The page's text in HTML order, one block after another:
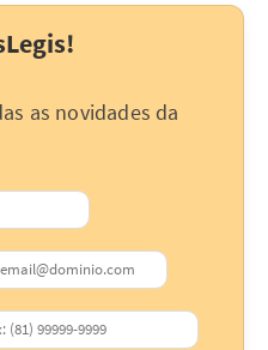
as novidades da